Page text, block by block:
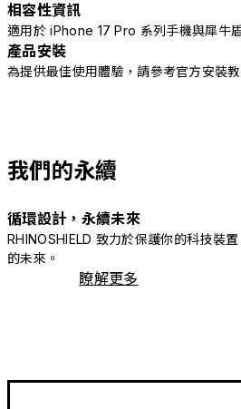
相容性資訊
適用於 iPhone 17 Pro 系列手機與犀牛
產品安裝
為提供最佳使用體驗，請參考官方安裝教
我們的永續
循環設計，永續未來
RHINOSHIELD 致力於保護你的科技裝
的未來。
瞭解更多